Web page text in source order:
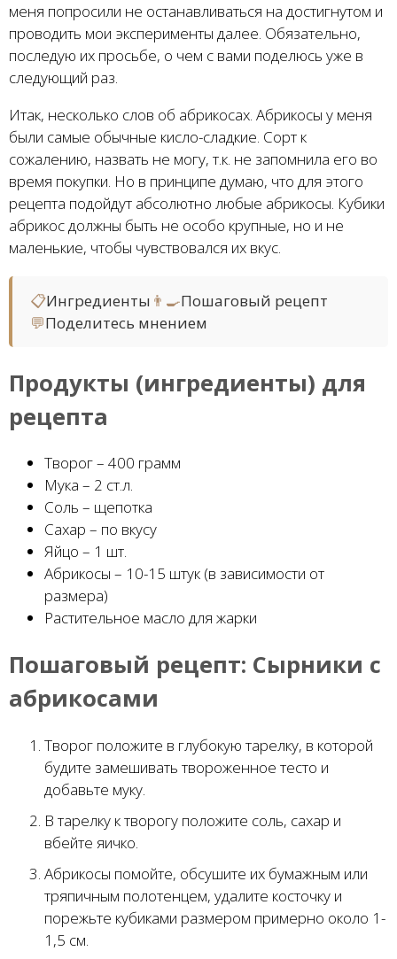
меня попросили не останавливаться на достигнутом и
проводить мои эксперименты далее. Обязательно,
последую их просьбе, о чем с вами поделюсь уже в
следующий раз.
Итак, несколько слов об абрикосах. Абрикосы у меня
были самые обычные кисло-сладкие. Сорт к
сожалению, назвать не могу, т.к. не запомнила его во
время покупки. Но в принципе думаю, что для этого
рецепта подойдут абсолютно любые абрикосы. Кубики
абрикос должны быть не особо крупные, но и не
маленькие, чтобы чувствовался их вкус.
📋Ингредиенты 👨‍🍳Пошаговый рецепт
💬Поделитесь мнением
Продукты (ингредиенты) для
рецепта
Творог – 400 грамм
Мука – 2 ст.л.
Соль – щепотка
Сахар – по вкусу
Яйцо – 1 шт.
Абрикосы – 10-15 штук (в зависимости от
размера)
Растительное масло для жарки
Пошаговый рецепт: Сырники с
абрикосами
Творог положите в глубокую тарелку, в которой
будите замешивать твороженное тесто и
добавьте муку.
В тарелку к творогу положите соль, сахар и
вбейте яичко.
Абрикосы помойте, обсушите их бумажным или
тряпичным полотенцем, удалите косточку и
порежьте кубиками размером примерно около 1-
1,5 см.